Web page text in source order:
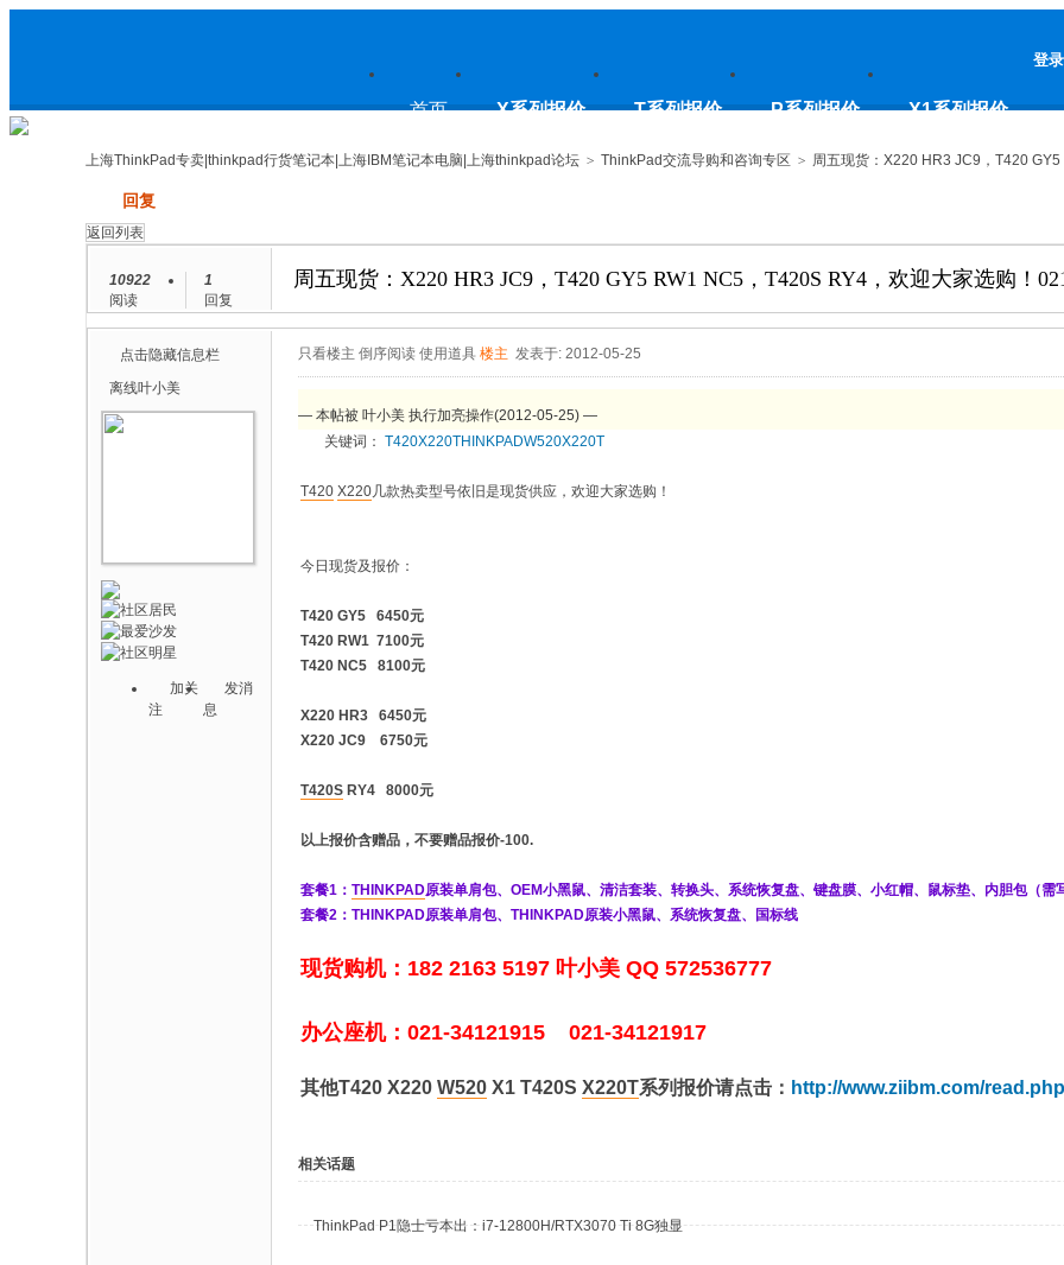
上
海ThinkPad专卖|thinkpad行货笔
记本|上海IBM笔记本电脑|上海
首页 X系列报价 T系列报价 P系列报价 X1系列报价
登录
上海ThinkPad专卖|thinkpad行货笔记本|上海IBM笔记本电脑|上海thinkpad论坛 > ThinkPad交流导购和咨询专区 > 周五现货：X220 HR3 JC9，T420
回复
返回列表
10922
阅读
1
回复
周五现货：X220 HR3 JC9，T420 GY5 RW1 NC5，T420S RY4，欢迎大家选购！
点击隐藏信息栏
离线叶小美
加关
注
发消
息
只看楼主 倒序阅读 使用道具 楼主 发表于: 2012-05-25
— 本帖被 叶小美 执行加亮操作(2012-05-25) —
关键词： T420X220THINKPADW520X220T
T420 X220几款热卖型号依旧是现货供应，欢迎大家选购！
今日现货及报价：
T420 GY5 6450元
T420 RW1 7100元
T420 NC5 8100元
X220 HR3 6450元
X220 JC9 6750元
T420S RY4 8000元
以上报价含赠品，不要赠品报价-100.
套餐1： THINKPAD原装单肩包、OEM小黑鼠、清洁套装、转换头、系统恢复盘、键盘膜、小红帽、鼠标垫、内胆包（需
套餐2：THINKPAD原装单肩包、THINKPAD原装小黑鼠、系统恢复盘、国标线
现货购机：182 2163 5197 叶小美 QQ 572536777
办公座机：021-34121915 021-34121917
其他T420 X220 W520 X1 T420S X220T系列报价请点击： http://www.ziibm.com/
相关话题
ThinkPad P1隐士亏本出：i7-12800H/RTX3070 Ti 8G独显